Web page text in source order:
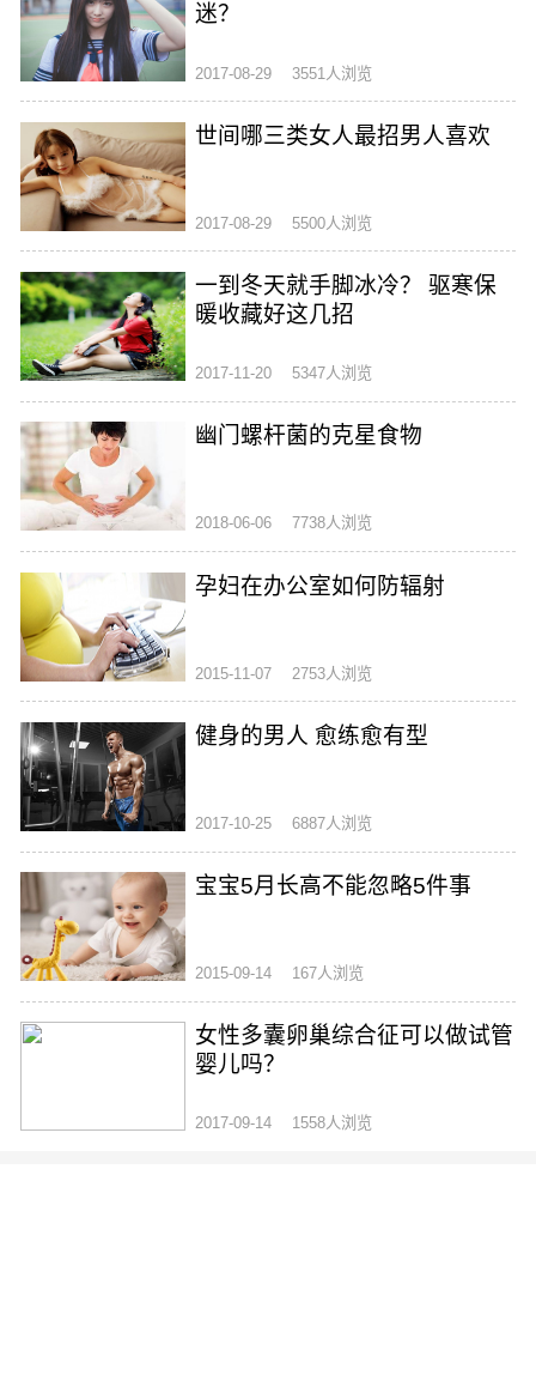
迷？
2017-08-29 3551人浏览
世间哪三类女人最招男人喜欢
2017-08-29 5500人浏览
一到冬天就手脚冰冷？ 驱寒保
暖收藏好这几招
2017-11-20 5347人浏览
幽门螺杆菌的克星食物
2018-06-06 7738人浏览
孕妇在办公室如何防辐射
2015-11-07 2753人浏览
健身的男人 愈练愈有型
2017-10-25 6887人浏览
宝宝5月长高不能忽略5件事
2015-09-14 167人浏览
女性多囊卵巢综合征可以做试管
婴儿吗？
2017-09-14 1558人浏览